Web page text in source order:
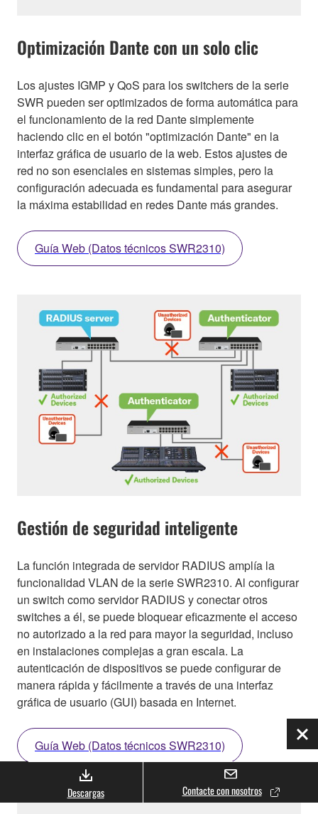
Optimización Dante con un solo clic
Los ajustes IGMP y QoS para los switchers de la serie
SWR pueden ser optimizados de forma automática para
el funcionamiento de la red Dante simplemente
haciendo clic en el botón "optimización Dante" en la
interfaz gráfica de usuario de la web. Estos ajustes de
red no son esenciales en sistemas simples, pero la
configuración adecuada es fundamental para asegurar
la máxima estabilidad en redes Dante más grandes.
Guía Web (Datos técnicos SWR2310)
Gestión de seguridad inteligente
La función integrada de servidor RADIUS amplía la
funcionalidad VLAN de la serie SWR2310. Al configurar
un switch como servidor RADIUS y conectar otros
switches a él, se puede bloquear eficazmente el acceso
no autorizado a la red para mayor la seguridad, incluso
en instalaciones complejas a gran escala. La
autenticación de dispositivos se puede configurar de
manera rápida y fácilmente a través de una interfaz
gráfica de usuario (GUI) basada en Internet.
Guía Web (Datos técnicos SWR2310)
Descargas Contacte con nosotros